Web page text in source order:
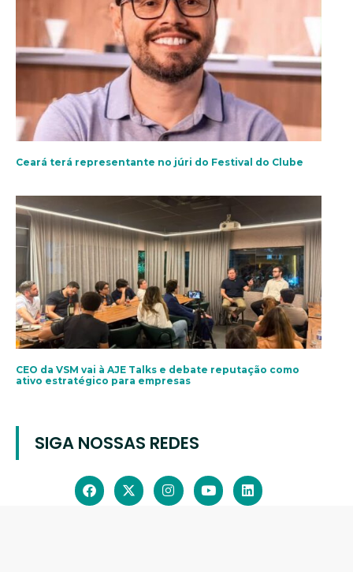
Ceará terá representante no júri do Festival do Clube
CEO da VSM vai à AJE Talks e debate reputação como
ativo estratégico para empresas
SIGA NOSSAS REDES